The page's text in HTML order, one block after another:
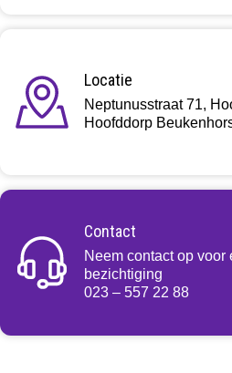
Locatie
Neptunusstraat 71,
Hoofddorp
Contact
Neem contact op
bezichtiging
023 – 557 22 88